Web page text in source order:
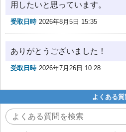
用したいと思っています。
受取日時 2026年8月5日 15:35
ありがとうございました！
受取日時 2026年7月26日 10:28
よくある質